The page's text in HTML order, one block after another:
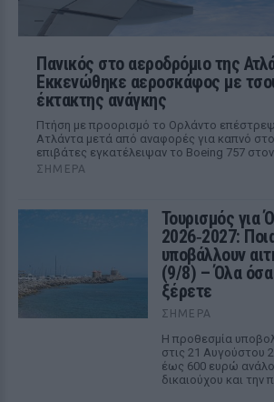
Πανικός στο αεροδρόμιο της
Εκκενώθηκε αεροσκάφος με
έκτακτης ανάγκης
Πτήση με προορισμό το Ορλάντο
Ατλάντα μετά από αναφορές για καπνό
επιβάτες εγκατέλειψαν το Boeing 757
ΣΉΜΕΡΑ
Τουρισμός για
2026‑2027:
υποβάλλουν
(9/8) – Όλα όσα
ξέρετε
ΣΉΜΕΡΑ
Η προθεσμία
στις 21 Αυγούστου
έως 600 ευρώ
δικαιούχου και την